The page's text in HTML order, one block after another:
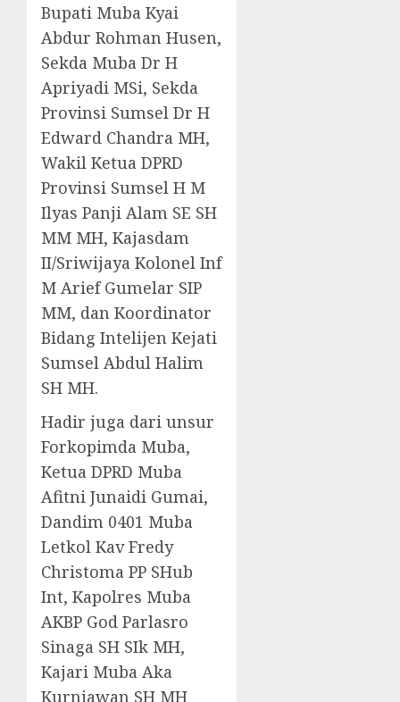
Bupati Muba Kyai
Abdur Rohman Husen,
Sekda Muba Dr H
Apriyadi MSi, Sekda
Provinsi Sumsel Dr H
Edward Chandra MH,
Wakil Ketua DPRD
Provinsi Sumsel H M
Ilyas Panji Alam SE SH
MM MH, Kajasdam
II/Sriwijaya Kolonel Inf
M Arief Gumelar SIP
MM, dan Koordinator
Bidang Intelijen Kejati
Sumsel Abdul Halim
SH MH.
Hadir juga dari unsur
Forkopimda Muba,
Ketua DPRD Muba
Afitni Junaidi Gumai,
Dandim 0401 Muba
Letkol Kav Fredy
Christoma PP SHub
Int, Kapolres Muba
AKBP God Parlasro
Sinaga SH SIk MH,
Kajari Muba Aka
Kurniawan SH MH